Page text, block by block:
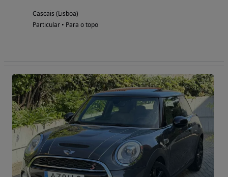
Cascais (Lisboa)
Particular • Para o topo